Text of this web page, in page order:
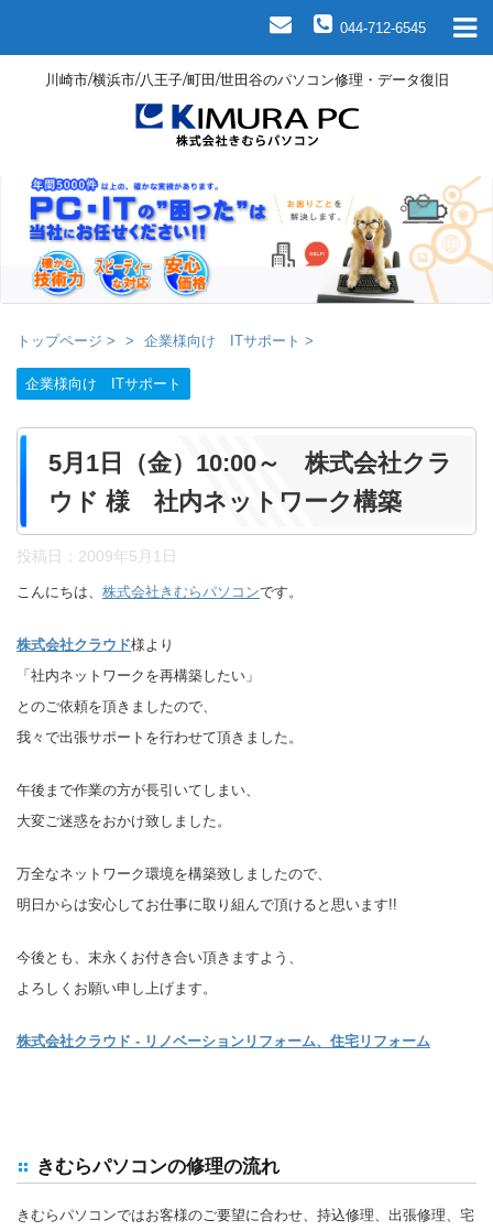
044-712-6545
川崎市/横浜市/八王子/町田/世田谷のパソコン修理・データ復旧
トップページ > 企業様向け ITサポート >
企業様向け ITサポート
5月1日（金）10:00～ 株式会社クラ
ウド 様 社内ネットワーク構築
投稿日： 2009年5月1日
こんにちは、 株式会社きむらパソコンです。
株式会社クラウド様より
「社内ネットワークを再構築したい」
とのご依頼を頂きましたので、
我々で出張サポートを行わせて頂きました。
午後まで作業の方が長引いてしまい、
大変ご迷惑をおかけ致しました。
万全なネットワーク環境を構築致しましたので、
明日からは安心してお仕事に取り組んで頂けると思います!!
今後とも、末永くお付き合い頂きますよう、
よろしくお願い申し上げます。
株式会社クラウド - リノベーションリフォーム、住宅リフォーム
きむらパソコンの修理の流れ
きむらパソコンではお客様のご要望に合わせ、持込修理、出張修理、宅